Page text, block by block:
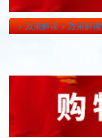
> 政策解读> 政策解读